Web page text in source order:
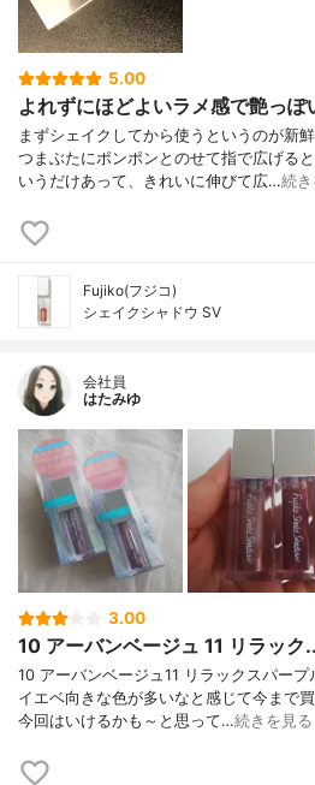
5.00
よれずにほどよいラメ感で艶っぽ
まずシェイクしてから使うというのが新
つまぶたにポンポンとのせて指で広げる
いうだけあって、きれいに伸びて広…続
Fujiko(フジコ)
シェイクシャドウ SV
会社員
はたみゆ
3.00
10 アーバンベージュ 11 リラック
10 アーバンベージュ11 リラックスパー
イエベ向きな色が多いなと感じて今まで
今回はいけるかも～と思って…続きを見る